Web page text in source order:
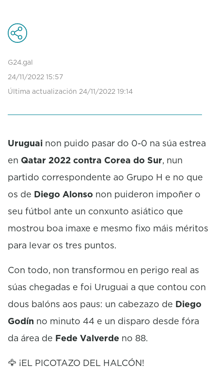
G24.gal
24/11/2022 15:57
Última actualización 24/11/2022 19:14
Uruguai non puido pasar do 0-0 na súa estrea
en Qatar 2022 contra Corea do Sur, nun
partido correspondente ao Grupo H e no que
os de Diego Alonso non puideron impoñer o
seu fútbol ante un conxunto asiático que
mostrou boa imaxe e mesmo fixo máis méritos
para levar os tres puntos.
Con todo, non transformou en perigo real as
súas chegadas e foi Uruguai a que contou con
dous balóns aos paus: un cabezazo de Diego
Godín no minuto 44 e un disparo desde fóra
da área de Fede Valverde no 88.
🦅 ¡EL PICOTAZO DEL HALCÓN!